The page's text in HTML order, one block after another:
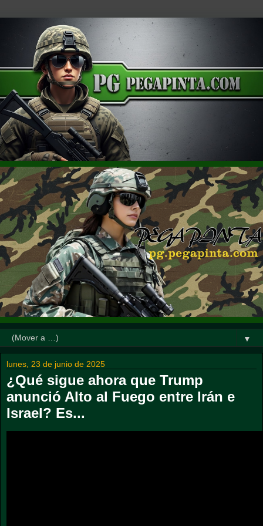
▼
lunes, 23 de junio de 2025
¿Qué sigue ahora que Trump
anunció Alto al Fuego entre Irán e
Israel? Es...